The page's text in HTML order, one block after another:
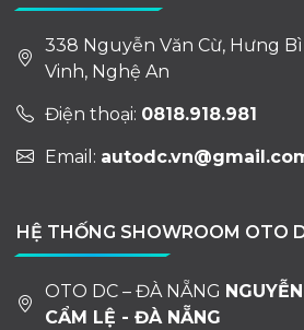
338 Nguyễn Văn Cừ, Hưng
Vinh, Nghệ An
Điện thoại: 0818.918.981
Email:
HỆ THỐNG SHOWROOM OTO
OTO DC – ĐÀ NẴNG
CẨM LỆ - ĐÀ NẴNG